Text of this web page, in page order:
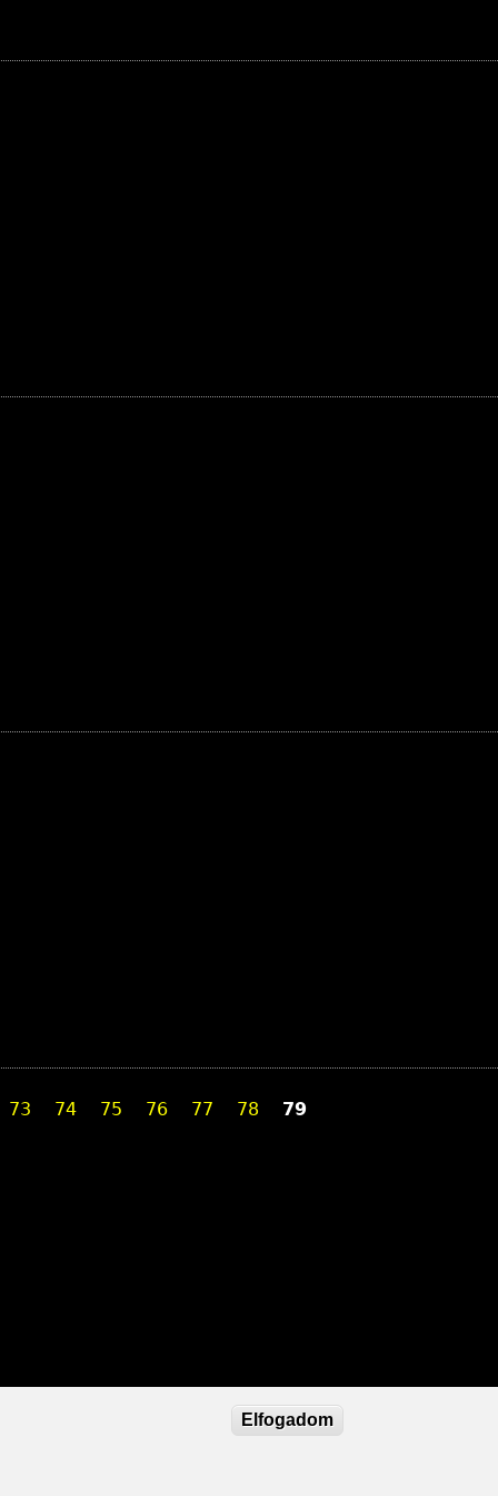
73 74 75 76 77 78 79
Elfogadom